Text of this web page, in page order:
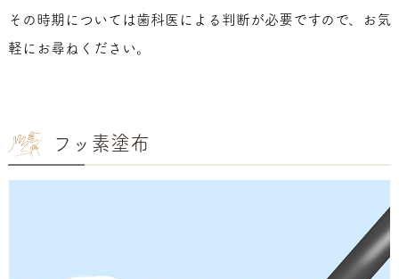
その時期については歯科医による判断が必要ですので、お気
軽にお尋ねください。
フッ素塗布